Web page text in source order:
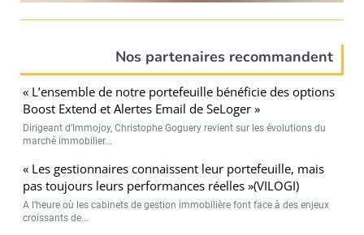
Nos partenaires recommandent
« L’ensemble de notre portefeuille bénéficie des options
Boost Extend et Alertes Email de SeLoger »
Dirigeant d’Immojoy, Christophe Goguery revient sur les évolutions du
marché immobilier...
« Les gestionnaires connaissent leur portefeuille, mais
pas toujours leurs performances réelles »(VILOGI)
A l’heure où les cabinets de gestion immobilière font face à des enjeux
croissants de...